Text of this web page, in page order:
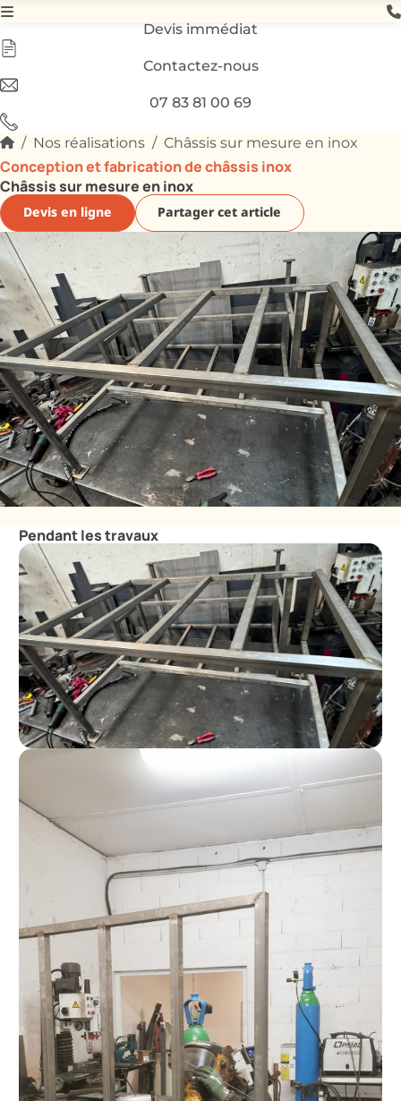
Devis immédiat
Contactez-nous
07 83 81 00 69
Nos réalisations Châssis sur mesure en inox
Châssis sur mesure en inox
Conception et fabrication de châssis inox
Devis en ligne Partager cet article
Pendant les travaux